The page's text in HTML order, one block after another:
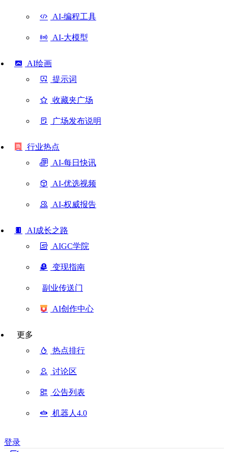
AI-编程工具
AI-大模型
AI绘画
提示词
收藏夹广场
广场发布说明
行业热点
AI-每日快讯
AI-优选视频
AI-权威报告
AI成长之路
AIGC学院
变现指南
副业传送门
AI创作中心
更多
热点排行
讨论区
公告列表
机器人4.0
登录